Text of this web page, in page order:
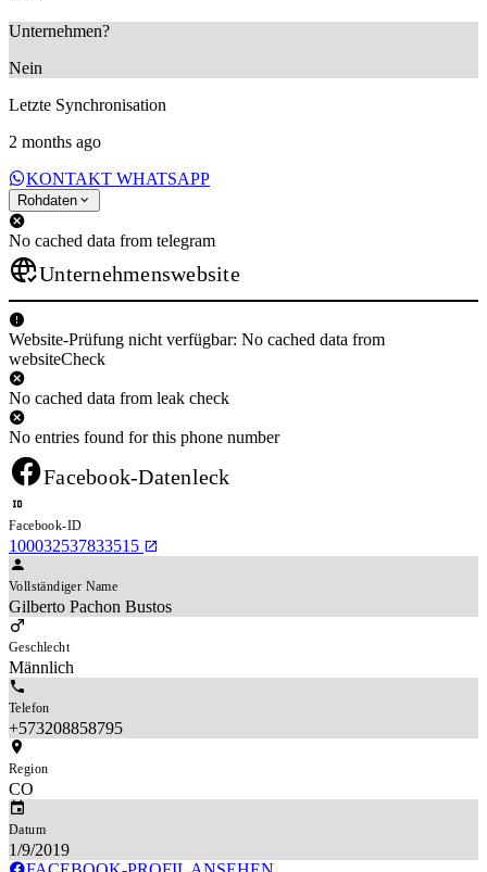
Unternehmen?
Nein
Letzte Synchronisation
2 months ago
KONTAKT WHATSAPP
Rohdaten
No cached data from telegram
Unternehmenswebsite
Website-Prüfung nicht verfügbar: No cached data from
websiteCheck
No cached data from leak check
No entries found for this phone number
Facebook-Datenleck
Facebook-ID
100032537833515
Vollständiger Name
Gilberto Pachon Bustos
Geschlecht
Männlich
Telefon
+573208858795
Region
CO
Datum
1/9/2019